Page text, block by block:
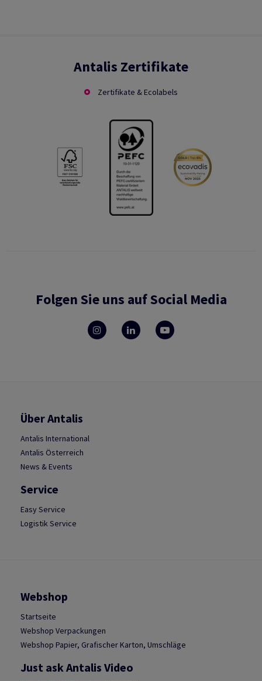
Antalis Zertifikate
Zertifikate & Ecolabels
Folgen Sie uns auf Social Media
Über Antalis
Antalis International
Antalis Österreich
News & Events
Service
Easy Service
Logistik Service
Webshop
Startseite
Webshop Verpackungen
Webshop Papier, Grafischer Karton, Umschläge
Just ask Antalis Video